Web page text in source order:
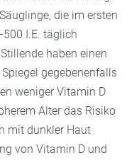
die im ersten
I.E. täglich
haben einen
gegebenenfalls
weniger Vitamin D
Alter das Risiko
mit dunkler Haut
von Vitamin D und